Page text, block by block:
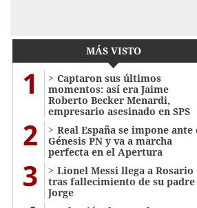
MÁS VISTO
1
Captaron sus últimos
momentos: así era Jaime
Roberto Becker Menardi​​​,
empresario asesinado en SPS
2
Real España se impone ante
Génesis PN y va a marcha
perfecta en el Apertura
3
Lionel Messi llega a Rosario
tras fallecimiento de su padre
Jorge